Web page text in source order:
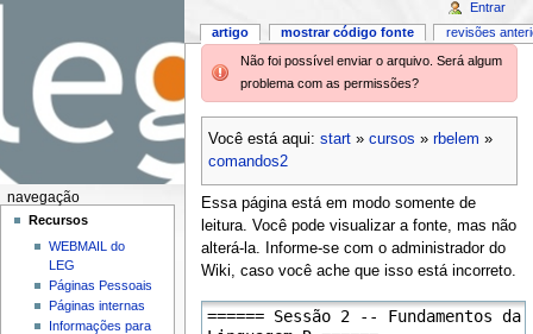
Não foi possível enviar o arquivo. Será algum
problema com as permissões?
Você está aqui: start» cursos » rbelem »
comandos2
Essa página está em modo somente de
leitura. Você pode visualizar a fonte, mas não
alterá-la. Informe-se com o administrador do
Wiki, caso você ache que isso está incorreto.
artigo mostrar código fonte revisões
Entrar
navegação
Recursos
WEBMAIL do
LEG
Páginas Pessoais
Páginas internas
Informações para